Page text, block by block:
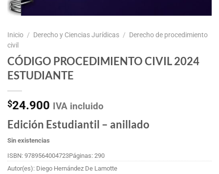
Inicio / Derecho y Ciencias Jurídicas / Derecho de procedimiento
civil
CÓDIGO PROCEDIMIENTO CIVIL 2024
ESTUDIANTE
$24.900 IVA incluido
Edición Estudiantil – anillado
Sin existencias
ISBN: 9789564004723Páginas: 290
Autor(es): Diego Hernández De Lamotte